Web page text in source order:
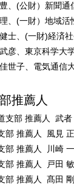
、(公財）新聞通
、(一財）地域活
士、(一財)経済
彦、東京科学大
世子、電気通信
推薦人
支部 推薦人 武者
部 推薦人 風見
部 推薦人 川崎
部 推薦人 戸田 敏
部 推薦人 髙田